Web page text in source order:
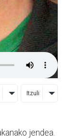
Itzuli
jendea.